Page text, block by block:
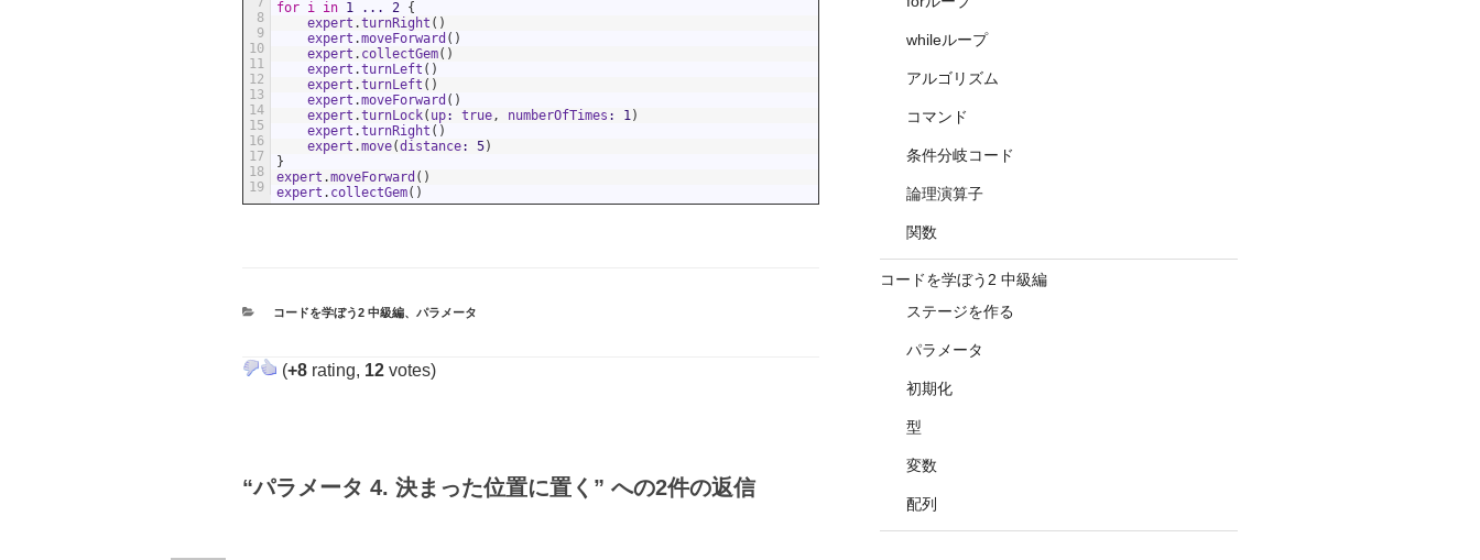
8
9
10
11
12
13
14
15
16
17
18
19
for i in 1 ... 2 {
expert .turnRight ( )
expert .moveForward ( )
expert . collectGem( )
expert .turnLeft ( )
expert .turnLeft ( )
expert .moveForward ( )
expert .turnLock( up: true, numberOfTimes : 1)
expert .turnRight ( )
expert .move(distance: 5)
}
expert .moveForward ( )
expert . collectGem( )
カ
リ
コードを学ぼう2 中級編、 パラメータ
(+8 rating, 12 votes)
“パラメータ 4. 決まった位置に置く” への2件の返信
whileループ
アルゴリズム
コマンド
条件分岐コード
論理演算子
関数
コードを学ぼう2 中級編
ステージを作る
パラメータ
初期化
型
変数
配列